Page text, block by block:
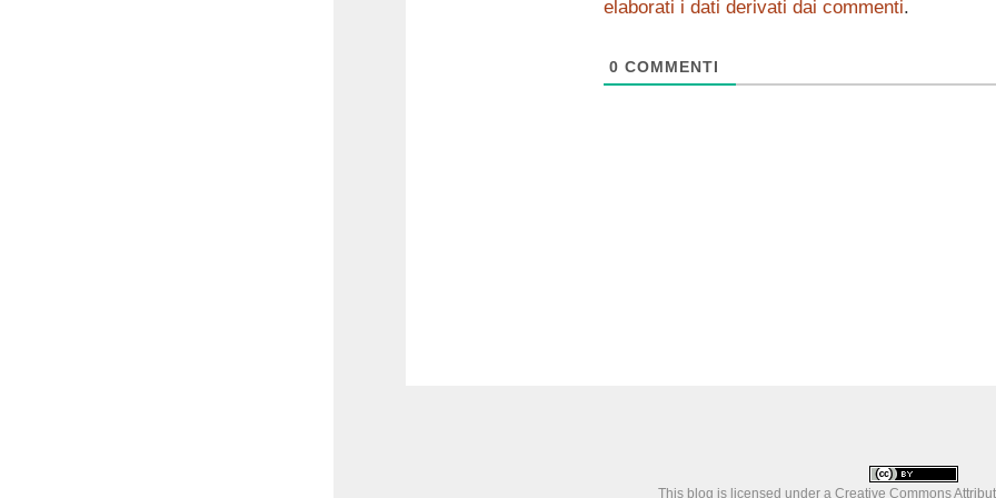
elaborati i dati derivati dai commenti.
0 COMMENTI
This blog is licensed under a Creative Commons